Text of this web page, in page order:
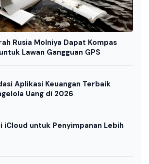
Rusia Molniya Dapat Kompas
Lawan Gangguan GPS
Aplikasi Keuangan Terbaik
Uang di 2026
iCloud untuk Penyimpanan Lebih